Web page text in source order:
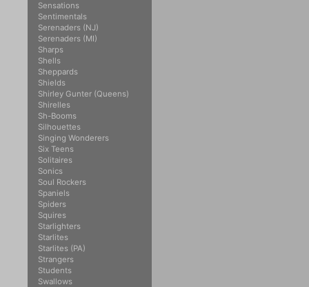
Sensations
Sentimentals
Serenaders (NJ)
Serenaders (MI)
Sharps
Shells
Sheppards
Shields
Shirley Gunter (Queens)
Shirelles
Sh-Booms
Silhouettes
Singing Wonderers
Six Teens
Solitaires
Sonics
Soul Rockers
Spaniels
Spiders
Squires
Starlighters
Starlites
Starlites (PA)
Strangers
Students
Swallows